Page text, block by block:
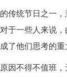
传统节日之一
于一些人来说
了他们思考的重
因不得不值班